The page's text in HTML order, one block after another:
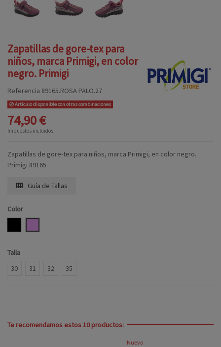
Zapatillas de gore-tex para
niños, marca Primigi, en color
negro. Primigi
Referencia 89165.ROSA PALO.27
Artículo disponible con otras combinaciones
74,90 €
Impuestos incluidos
Zapatillas de gore-tex para niños, marca Primigi, en color negro.
Primigi 89165
Guía de Tallas
Color
Talla
30
31 32 35
Te recomendamos estos 10 productos:
Nuevo